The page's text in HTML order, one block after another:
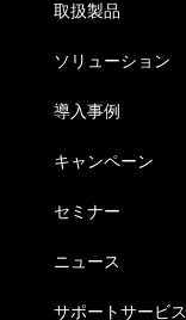
取扱製品
ソリューション
導入事例
キャンペーン
セミナー
ニュース
サポートサービス